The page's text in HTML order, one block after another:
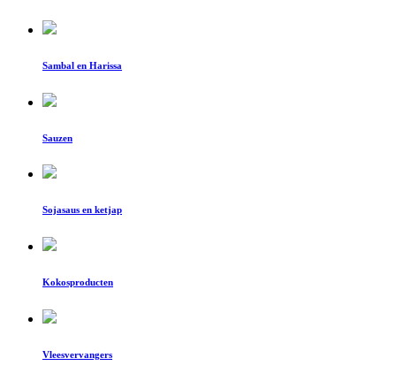
Sambal en Harissa
Sauzen
Sojasaus en ketjap
Kokosproducten
Vleesvervangers